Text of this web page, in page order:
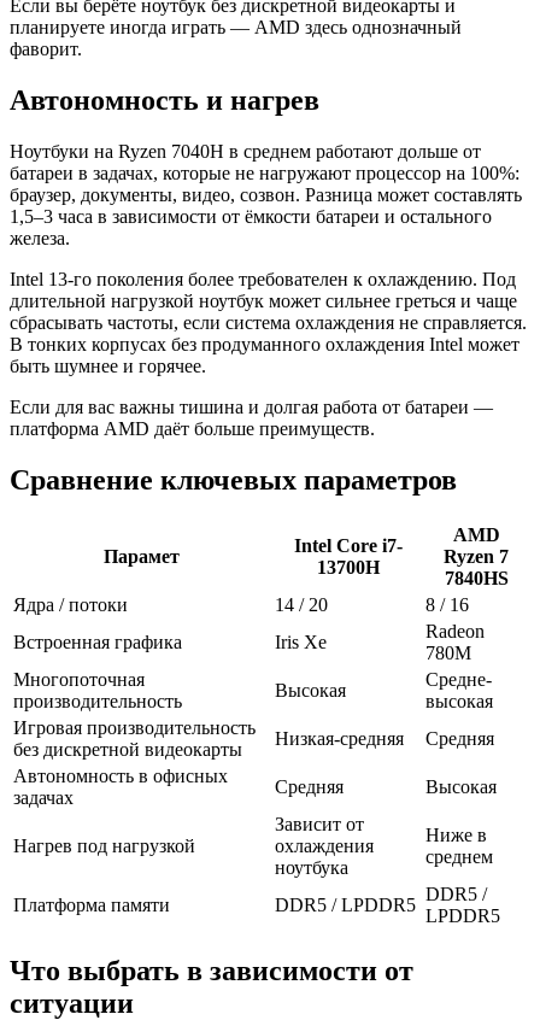
Если вы берёте ноутбук без дискретной видеокарты и
планируете иногда играть — AMD здесь однозначный
фаворит.
Автономность и нагрев
Ноутбуки на Ryzen 7040H в среднем работают дольше от
батареи в задачах, которые не нагружают процессор на 100%:
браузер, документы, видео, созвон. Разница может составлять
1,5–3 часа в зависимости от ёмкости батареи и остального
железа.
Intel 13-го поколения более требователен к охлаждению. Под
длительной нагрузкой ноутбук может сильнее греться и чаще
сбрасывать частоты, если система охлаждения не справляется.
В тонких корпусах без продуманного охлаждения Intel может
быть шумнее и горячее.
Если для вас важны тишина и долгая работа от батареи —
платформа AMD даёт больше преимуществ.
Сравнение ключевых параметров
Парамет
Intel Core i7-
13700H
AMD
Ryzen 7
7840HS
Ядра / потоки
14 / 20
8 / 16
Встроенная графика
Iris Xe
Radeon
780M
Многопоточная
производительность
Высокая
Средне-
высокая
Игровая производительность
без дискретной видеокарты
Низкая-средняя
Средняя
Автономность в офисных
задачах
Средняя Высокая
Нагрев под нагрузкой
Зависит от
охлаждения
ноутбука
Ниже в
среднем
Платформа памяти DDR5 / LPDDR5
DDR5 /
LPDDR5
Что выбрать в зависимости от
ситуации